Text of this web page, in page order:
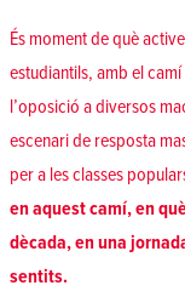
És moment de què
estudiantils, amb el
l’oposició a diversos
escenari de resposta
per a les classes
en aquest camí, en
dècada, en una
sentits.